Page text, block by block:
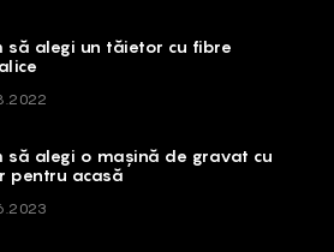
să alegi un tăietor cu fibre
să alegi o mașină de gravat cu
pentru acasă